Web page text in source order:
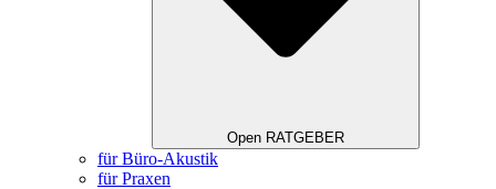
Open RATGEBER
für Büro-Akustik
für Praxen